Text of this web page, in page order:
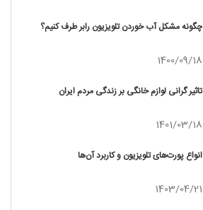
چگونه مشکل آب خوردن تلویزیون رابر طرف کنیم؟
1400/09/18
تاثیر گرانی لوازم خانگی بر زندگی مردم ایران
1401/03/18
انواع پورت‌های تلویزیون و کاربرد آن‌ها
1403/04/21